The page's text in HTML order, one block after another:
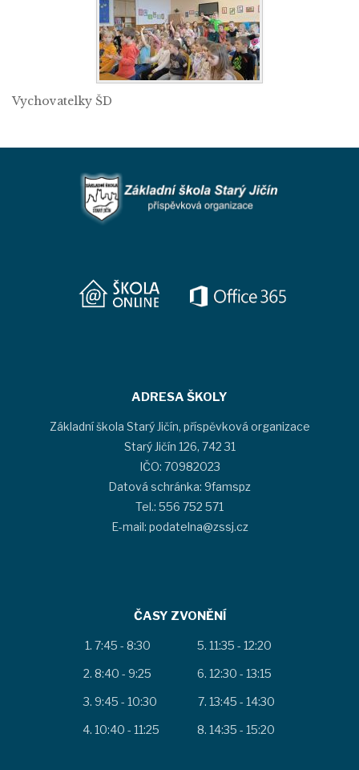
Vychovatelky ŠD
ADRESA ŠKOLY
Základní škola Starý Jičín, příspěvková organizace
Starý Jičín 126, 742 31
IČO: 70982023
Datová schránka: 9famspz
Tel.: 556 752 571
E-mail: podatelna@zssj.cz
ČASY ZVONĚNÍ
7:45 - 8:30
8:40 - 9:25
9:45 - 10:30
10:40 - 11:25
11:35 - 12:20
12:30 - 13:15
13:45 - 14:30
14:35 - 15:20